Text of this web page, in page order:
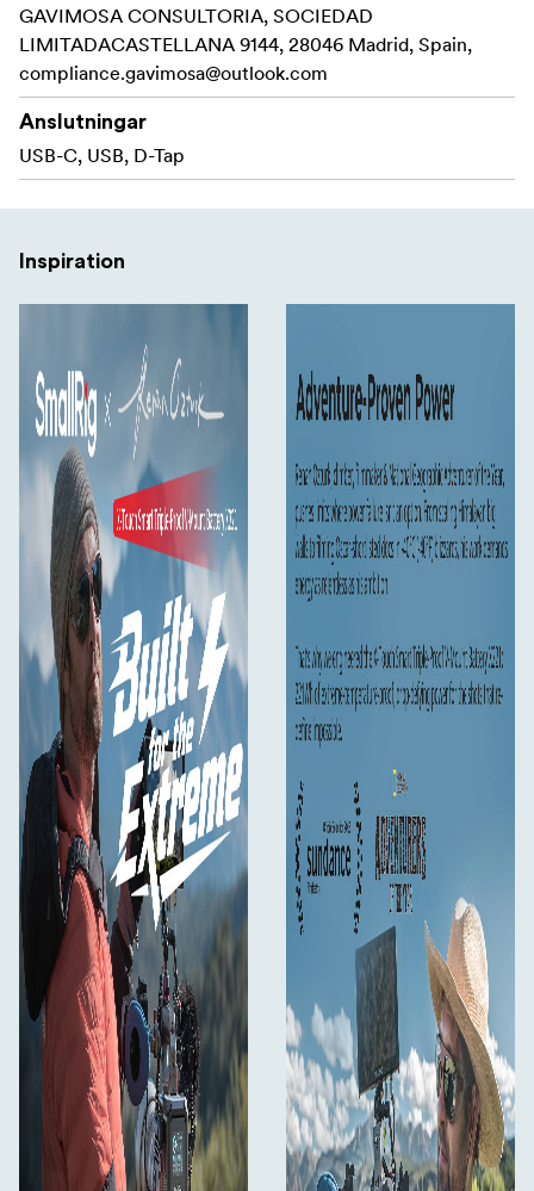
Batteriet har åtta strategiskt placerade portar:
2x BP-port
2x D-Tap portar
2x USB-C-portar (140 W PD-snabbladdning)
DC-port
flera enheter kan laddas samtidigt.
Det integrerade BMS-kontrollchipet garanterar snabb
laddning (fulladdad på bara två timmar) och stabil, säker
strömförsörjning.
X221 använder förstklassiga LG-battericeller som är
kända för sin exceptionella livslängd och exakta
batteriavläsningar.
Innovativ design inkluderar dubbla monteringsalternativ
(1/4” & 3/8” gängade hål) och en
bakgrundsbelysningsindikator för enkel installation även i
svagt ljus.
Dessa professionella funktioner gör X221 till en
oumbärlig kraftlösning för seriösa innehållsskapare.
Certifieringar: FCC, CE, RoHS, ISED, PSE, RCM
Kompatibilitet med:
Spegellösa kameror, videokameror, kameror,
monitorer, follow focuses, bildsändare, LED-
videolampor, mobiltelefoner, surfplattor, bärbara
datorer etc.
Förpackningen innehåller:
X221 V-mount batteri
240W USB-C laddningskabel
GAVIMOSA CONSULTORIA, SOCIEDAD
LIMITADACASTELLANA 9144, 28046 Madrid, Spain,
compliance.gavimosa@outlook.com
Anslutningar
USB-C, USB, D-Tap
Inspiration